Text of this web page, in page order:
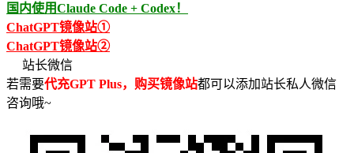
国内使用Claude Code + Codex！
ChatGPT镜像站①
ChatGPT镜像站②
站长微信
若需要代充GPT Plus，购买镜像站都可以添加站长私人微信
咨询哦~